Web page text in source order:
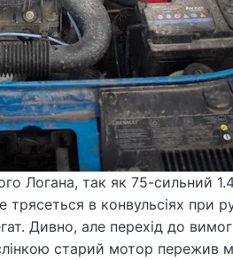
Логана, так як 75-сильний
в конвульсіях при
Дивно, але перехід до
старий мотор пережив